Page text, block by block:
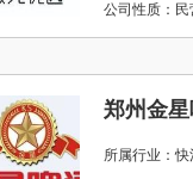
公司性质
郑州金
所属行业：